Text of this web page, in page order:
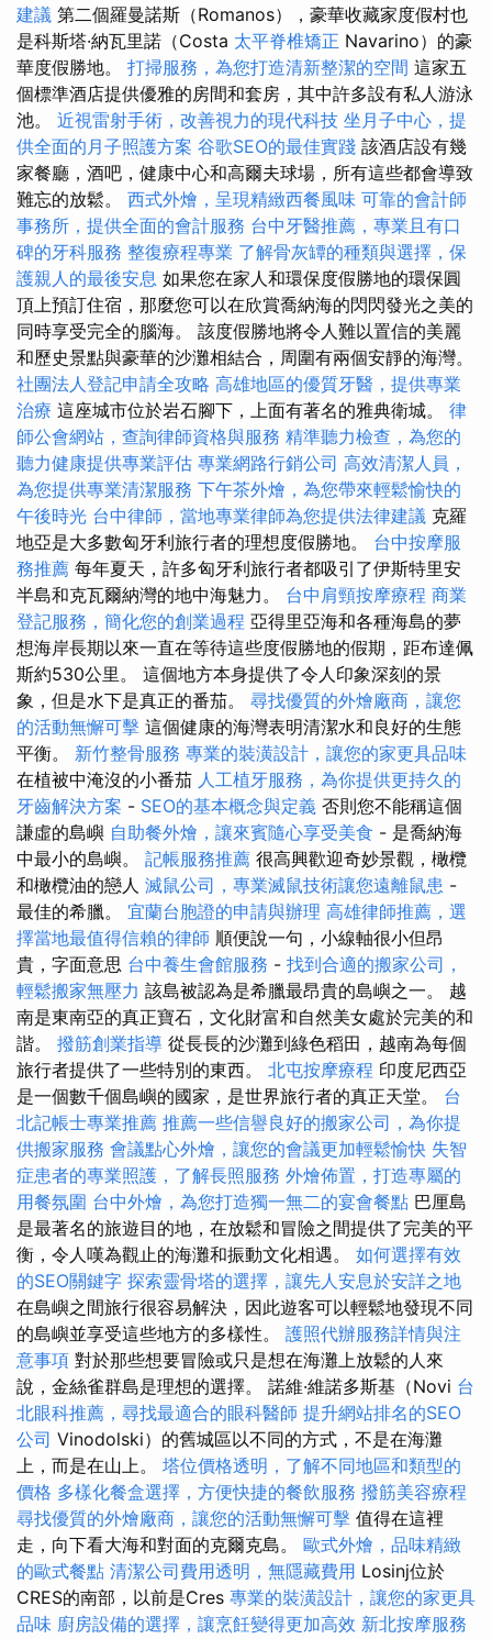
建議 第二個羅曼諾斯（Romanos），豪華收藏家度假村也
是科斯塔·納瓦里諾（Costa 太平脊椎矯正 Navarino）的豪
華度假勝地。 打掃服務，為您打造清新整潔的空間 這家五
個標準酒店提供優雅的房間和套房，其中許多設有私人游泳
池。 近視雷射手術，改善視力的現代科技 坐月子中心，提
供全面的月子照護方案 谷歌SEO的最佳實踐 該酒店設有幾
家餐廳，酒吧，健康中心和高爾夫球場，所有這些都會導致
難忘的放鬆。 西式外燴，呈現精緻西餐風味 可靠的會計師
事務所，提供全面的會計服務 台中牙醫推薦，專業且有口
碑的牙科服務 整復療程專業 了解骨灰罈的種類與選擇，保
護親人的最後安息 如果您在家人和環保度假勝地的環保圓
頂上預訂住宿，那麼您可以在欣賞喬納海的閃閃發光之美的
同時享受完全的腦海。 該度假勝地將令人難以置信的美麗
和歷史景點與豪華的沙灘相結合，周圍有兩個安靜的海灣。
社團法人登記申請全攻略 高雄地區的優質牙醫，提供專業
治療 這座城市位於岩石腳下，上面有著名的雅典衛城。 律
師公會網站，查詢律師資格與服務 精準聽力檢查，為您的
聽力健康提供專業評估 專業網路行銷公司 高效清潔人員，
為您提供專業清潔服務 下午茶外燴，為您帶來輕鬆愉快的
午後時光 台中律師，當地專業律師為您提供法律建議 克羅
地亞是大多數匈牙利旅行者的理想度假勝地。 台中按摩服
務推薦 每年夏天，許多匈牙利旅行者都吸引了伊斯特里安
半島和克瓦爾納灣的地中海魅力。 台中肩頸按摩療程 商業
登記服務，簡化您的創業過程 亞得里亞海和各種海島的夢
想海岸長期以來一直在等待這些度假勝地的假期，距布達佩
斯約530公里。 這個地方本身提供了令人印象深刻的景
象，但是水下是真正的番茄。 尋找優質的外燴廠商，讓您
的活動無懈可擊 這個健康的海灣表明清潔水和良好的生態
平衡。 新竹整骨服務 專業的裝潢設計，讓您的家更具品味
在植被中淹沒的小番茄 人工植牙服務，為你提供更持久的
牙齒解決方案 - SEO的基本概念與定義 否則您不能稱這個
謙虛的島嶼 自助餐外燴，讓來賓隨心享受美食 - 是喬納海
中最小的島嶼。 記帳服務推薦 很高興歡迎奇妙景觀，橄欖
和橄欖油的戀人 滅鼠公司，專業滅鼠技術讓您遠離鼠患 -
最佳的希臘。 宜蘭台胞證的申請與辦理 高雄律師推薦，選
擇當地最值得信賴的律師 順便說一句，小線軸很小但昂
貴，字面意思 台中養生會館服務 - 找到合適的搬家公司，
輕鬆搬家無壓力 該島被認為是希臘最昂貴的島嶼之一。 越
南是東南亞的真正寶石，文化財富和自然美女處於完美的和
諧。 撥筋創業指導 從長長的沙灘到綠色稻田，越南為每個
旅行者提供了一些特別的東西。 北屯按摩療程 印度尼西亞
是一個數千個島嶼的國家，是世界旅行者的真正天堂。 台
北記帳士專業推薦 推薦一些信譽良好的搬家公司，為你提
供搬家服務 會議點心外燴，讓您的會議更加輕鬆愉快 失智
症患者的專業照護，了解長照服務 外燴佈置，打造專屬的
用餐氛圍 台中外燴，為您打造獨一無二的宴會餐點 巴厘島
是最著名的旅遊目的地，在放鬆和冒險之間提供了完美的平
衡，令人嘆為觀止的海灘和振動文化相遇。 如何選擇有效
的SEO關鍵字 探索靈骨塔的選擇，讓先人安息於安詳之地
在島嶼之間旅行很容易解決，因此遊客可以輕鬆地發現不同
的島嶼並享受這些地方的多樣性。 護照代辦服務詳情與注
意事項 對於那些想要冒險或只是想在海灘上放鬆的人來
說，金絲雀群島是理想的選擇。 諾維·維諾多斯基（Novi 台
北眼科推薦，尋找最適合的眼科醫師 提升網站排名的SEO
公司 Vinodolski）的舊城區以不同的方式，不是在海灘
上，而是在山上。 塔位價格透明，了解不同地區和類型的
價格 多樣化餐盒選擇，方便快捷的餐飲服務 撥筋美容療程
尋找優質的外燴廠商，讓您的活動無懈可擊 值得在這裡
走，向下看大海和對面的克爾克島。 歐式外燴，品味精緻
的歐式餐點 清潔公司費用透明，無隱藏費用 Losinj位於
CRES的南部，以前是Cres 專業的裝潢設計，讓您的家更具
品味 廚房設備的選擇，讓烹飪變得更加高效 新北按摩服務